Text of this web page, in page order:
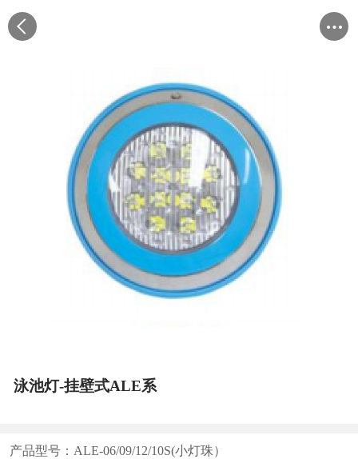
泳池灯-挂壁式ALE系
产品型号：ALE-06/09/12/10S(小灯珠）